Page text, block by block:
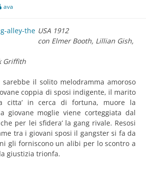
ava
USA 1912
con Elmer Booth, Lillian Gish,
Griffith
sarebbe il solito melodramma amoroso
coppia di sposi indigente, il marito
citta’ in cerca di fortuna, muore la
giovane moglie viene corteggiata dal
per lei sfidera’ la gang rivale. Resosi
tra i giovani sposi il gangster si fa da
gli forniscono un alibi per lo scontro a
giustizia trionfa.